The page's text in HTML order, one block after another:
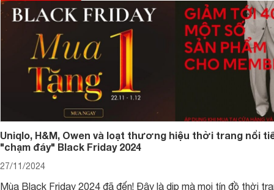
Lựa chọn ba lô nam cần dựa trên những tiêu chí nào?
Uniqlo, H&M, Owen và loạt thương hiệu thời trang nổi
"chạm đáy" Black Friday 2024
27/11/2024
Mùa Black Friday 2024 đã đến! Đây là dịp mà mọi tín đồ thời